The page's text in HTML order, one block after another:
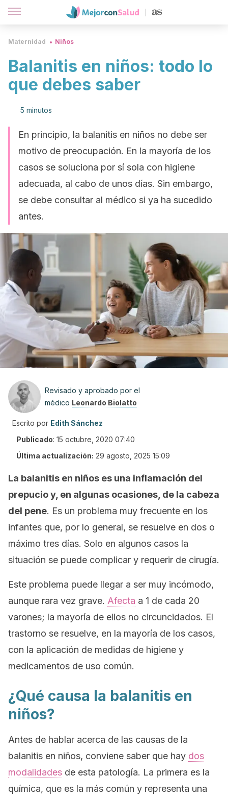
Maternidad Niños
Balanitis en niños: todo lo
que debes saber
5 minutos
En principio, la balanitis en niños no debe ser
motivo de preocupación. En la mayoría de los
casos se soluciona por sí sola con higiene
adecuada, al cabo de unos días. Sin embargo,
se debe consultar al médico si ya ha sucedido
antes.
Revisado y aprobado por el
médico Leonardo Biolatto
Escrito por Edith Sánchez
Publicado: 15 octubre, 2020 07:40
Última actualización: 29 agosto, 2025 15:09
La balanitis en niños es una inflamación del
prepucio y, en algunas ocasiones, de la cabeza
del pene. Es un problema muy frecuente en los
infantes que, por lo general, se resuelve en dos o
máximo tres días. Solo en algunos casos la
situación se puede complicar y requerir de cirugía.
Este problema puede llegar a ser muy incómodo,
aunque rara vez grave. Afecta a 1 de cada 20
varones; la mayoría de ellos no circuncidados. El
trastorno se resuelve, en la mayoría de los casos,
con la aplicación de medidas de higiene y
medicamentos de uso común.
¿Qué causa la balanitis en
niños?
Antes de hablar acerca de las causas de la
balanitis en niños, conviene saber que hay dos
modalidades de esta patología. La primera es la
química, que es la más común y representa una